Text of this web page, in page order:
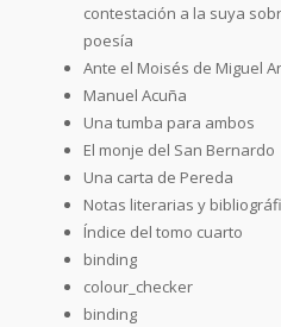
contestación a la suya
poesía
Ante el Moisés de Miguel
Manuel Acuña
Una tumba para ambos
El monje del San Bernardo
Una carta de Pereda
Notas literarias y
Índice del tomo cuarto
binding
colour_checker
binding